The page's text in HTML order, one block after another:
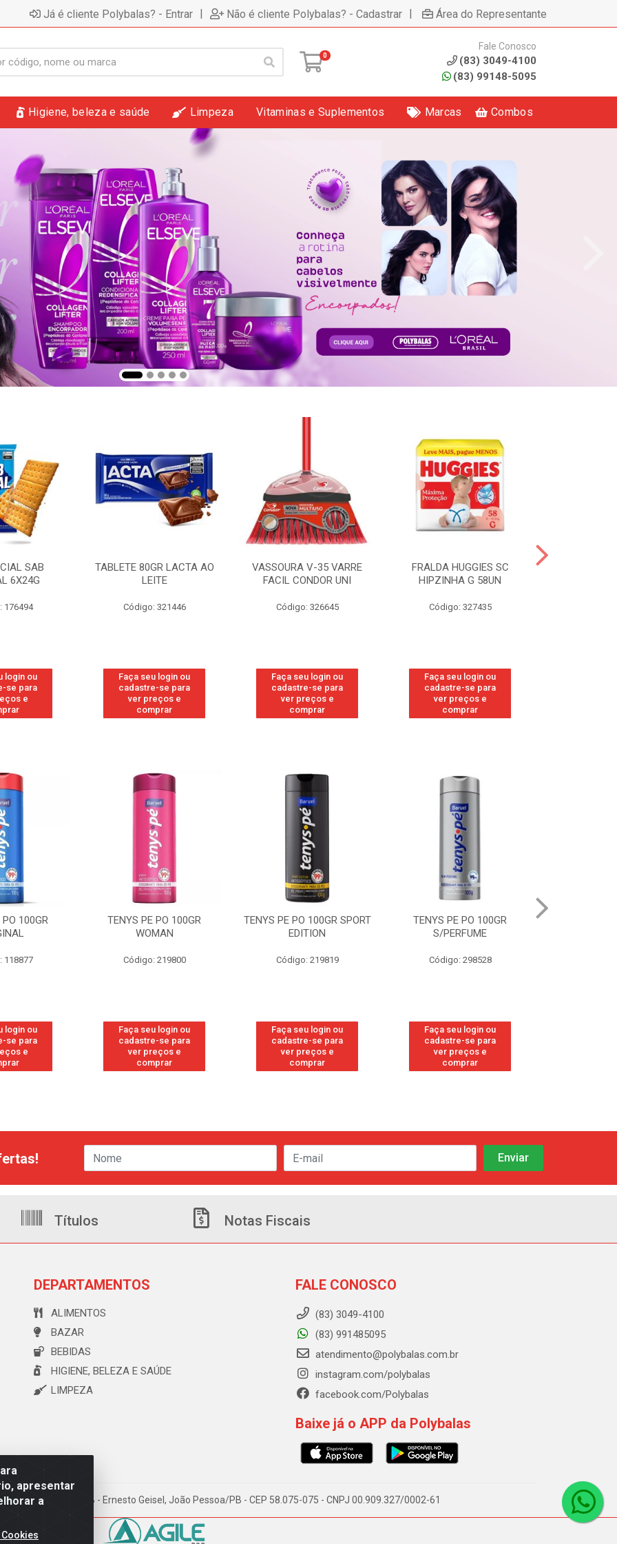
Já é cliente Polybalas? - Entrar | Não é cliente Polybalas? - Cadastrar | Área do Representante
0
Fale Conosco
(83) 3049-4100
(83) 99148-5095
Higiene, beleza e saúde Limpeza Vitaminas e Suplementos Marcas Combos
SAB
6X24G
176494
login ou
se para
e
TABLETE 80GR LACTA AO
LEITE
Código: 321446
Faça seu login ou
cadastre-se para
ver preços e
comprar
VASSOURA V-35 VARRE
FACIL CONDOR UNI
Código: 326645
Faça seu login ou
cadastre-se para
ver preços e
comprar
FRALDA HUGGIES SC
HIPZINHA G 58UN
Código: 327435
Faça seu login ou
cadastre-se para
ver preços e
comprar
100GR
219800
login ou
se para
e
TENYS PE PO 100GR SPORT
EDITION
Código: 219819
Faça seu login ou
cadastre-se para
ver preços e
comprar
TENYS PE PO 100GR
S/PERFUME
Código: 298528
Faça seu login ou
cadastre-se para
ver preços e
comprar
TENYS PE PO 100GR MENTA
FRESH
Código: 113
Faça seu login ou
cadastre-se para
ver preços e
comprar
apresentar
a
Títulos Notas Fiscais
DEPARTAMENTOS
ALIMENTOS
BAZAR
BEBIDAS
HIGIENE, BELEZA E SAÚDE
LIMPEZA
FALE CONOSCO
(83) 3049-4100
(83) 991485095
atendimento@polybalas.com.br
instagram.com/polybalas
facebook.com/Polybalas
Baixe já o APP da Polybalas
173 Galpão B - Ernesto Geisel, João Pessoa/PB - CEP 58.075-075 - CNPJ 00.909.327/0002-61